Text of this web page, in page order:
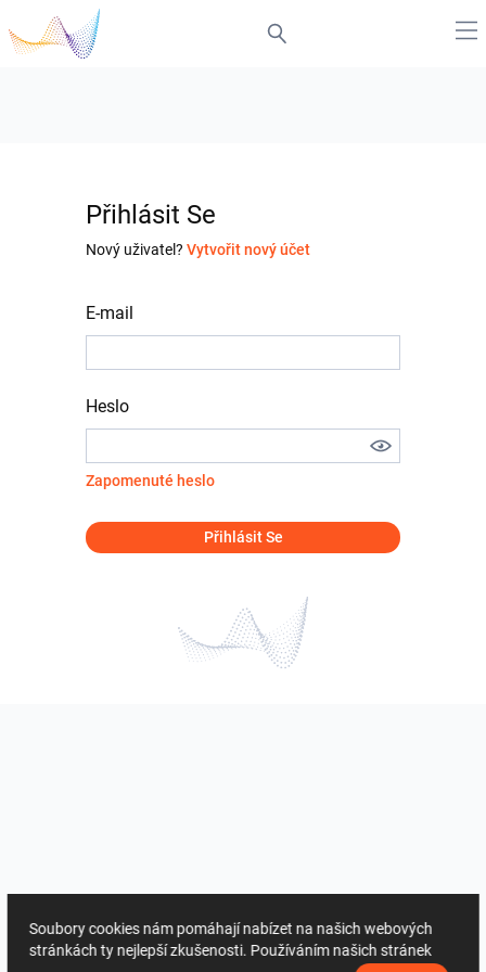
Přihlásit Se
Nový uživatel? Vytvořit nový účet
E-mail
Heslo
Zapomenuté heslo
Přihlásit Se
Soubory cookies nám pomáhají nabízet na našich webových
stránkách ty nejlepší zkušenosti. Používáním našich stránek